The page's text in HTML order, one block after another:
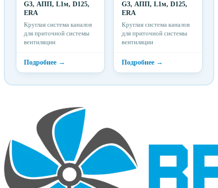
G3, АПП, L1м, D125,
ERA
Круглая система каналов
для приточной системы
вентиляции
G3, АПП, L1м, D125,
ERA
Круглая система каналов
для приточной системы
вентиляции